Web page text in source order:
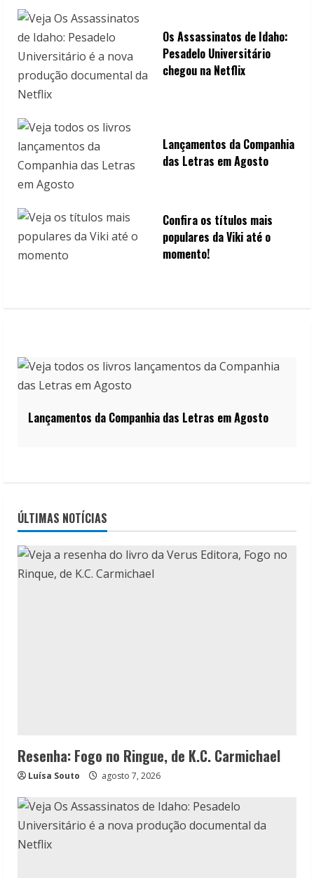
Os Assassinatos de Idaho:
Pesadelo Universitário
chegou na Netflix
Lançamentos da Companhia
das Letras em Agosto
Confira os títulos mais
populares da Viki até o
momento!
Lançamentos da Companhia das Letras em Agosto
ÚLTIMAS NOTÍCIAS
Resenha: Fogo no Ringue, de K.C. Carmichael
Luísa Souto agosto 7, 2026